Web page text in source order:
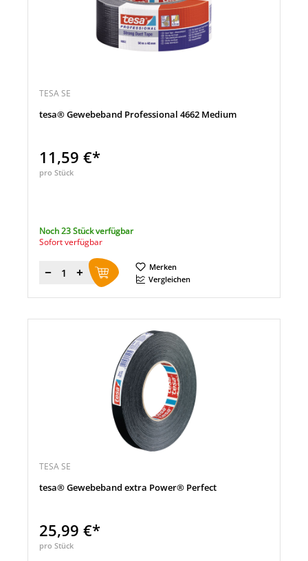
TESA SE
tesa® Gewebeband Professional 4662 Medium
11,59 €*
pro Stück
Noch 23 Stück verfügbar
Sofort verfügbar
Menge
Merken
Vergleichen
TESA SE
tesa® Gewebeband extra Power® Perfect
25,99 €*
pro Stück